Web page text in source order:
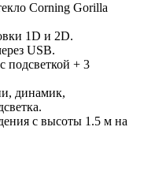
Corning Gorilla
1D и 2D.
USB.
подсветкой + 3
динамик,
с высоты 1.5 м на